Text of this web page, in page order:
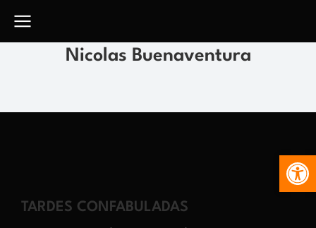
Nicolas Buenaventura
TARDES CONFABULADAS